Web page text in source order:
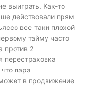
выиграть. Как-то
действовали прям
все-таки плохой
тайму часто
против 2
перестраховка
пара
в продвижение